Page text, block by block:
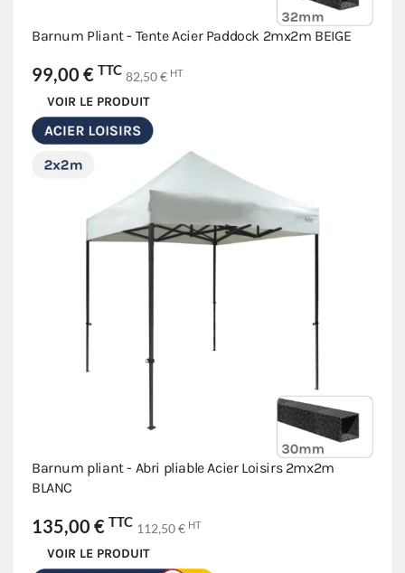
Barnum Pliant - Tente Acier Paddock 2mx2m BEIGE
99,00 € TTC 82,50 € HT
VOIR LE PRODUIT
Barnum pliant - Abri pliable Acier Loisirs 2mx2m
BLANC
135,00 € TTC 112,50 € HT
VOIR LE PRODUIT